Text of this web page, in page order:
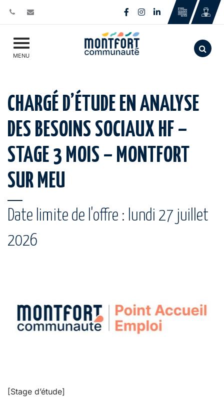
Lien vers le compte
Lien vers le compte
Lien vers le
MENU Aller
CHARGÉ D’ÉTUDE EN ANALYSE
DES BESOINS SOCIAUX HF –
STAGE 3 MOIS – MONTFORT
SUR MEU
Date limite de l'offre : lundi 27 juillet
2026
[Stage d’étude]